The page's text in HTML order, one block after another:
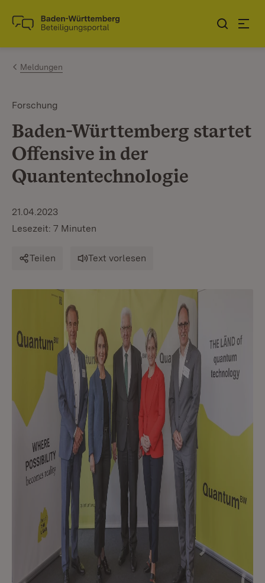
Zum Inhalt springen
Link zur Startseite
Meldungen
Forschung
Baden-Württemberg startet
Offensive in der
Quantentechnologie
21.04.2023
Lesezeit: 7 Minuten
Teilen Text vorlesen